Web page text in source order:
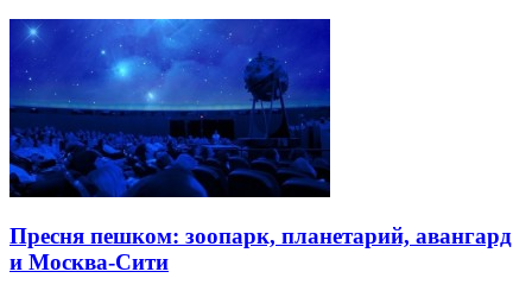
Пресня пешком: зоопарк, планетарий, авангард
и Москва-Сити